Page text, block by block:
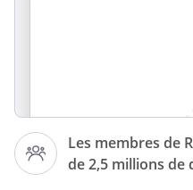
Les membres de
de 2,5 millions de